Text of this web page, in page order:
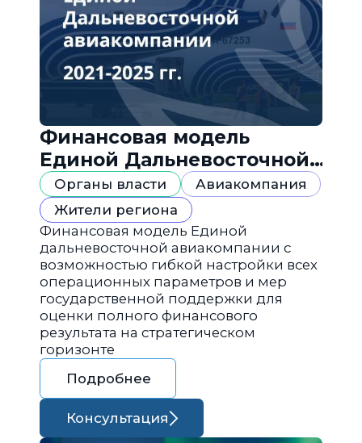
Финансовая модель
Единой Дальневосточной
авиакомпании
Органы власти
Авиакомпания
Жители региона
Финансовая модель Единой
дальневосточной авиакомпании с
возможностью гибкой настройки всех
операционных параметров и мер
государственной поддержки для
оценки полного финансового
результата на стратегическом
горизонте
Подробнее
Консультация